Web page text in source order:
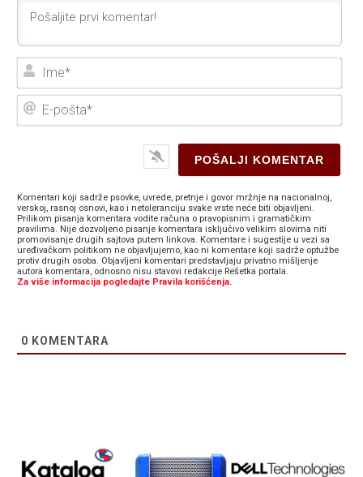
E-
Komentari koji sadrže psovke, uvrede, pretnje i govor mržnje na nacionalnoj,
verskoj, rasnoj osnovi, kao i netoleranciju svake vrste neće biti objavljeni.
Prilikom pisanja komentara vodite računa o pravopisnim i gramatičkim
pravilima. Nije dozvoljeno pisanje komentara isključivo velikim slovima niti
promovisanje drugih sajtova putem linkova. Komentare i sugestije u vezi sa
uređivačkom politikom ne objavljujemo, kao ni komentare koji sadrže optužbe
protiv drugih osoba. Objavljeni komentari predstavljaju privatno mišljenje
autora komentara, odnosno nisu stavovi redakcije Rešetka portala.
Za više informacija pogledajte Pravila korišćenja.
0 KOMENTARA